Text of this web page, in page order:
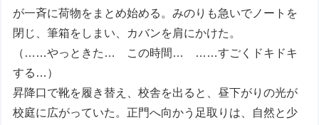
が一斉に荷物をまとめ始める。みのりも急いでノートを
閉じ、筆箱をしまい、カバンを肩にかけた。
（……やっときた… この時間… ……すごくドキドキ
する…）
昇降口で靴を履き替え、校舎を出ると、昼下がりの光が
校庭に広がっていた。正門へ向かう足取りは、自然と少